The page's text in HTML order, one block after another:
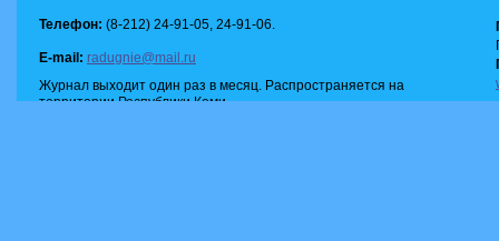
Телефон: (8-212) 24-91-05, 24-91-06.
E-mail: radugnie@mail.ru
Журнал выходит один раз в месяц. Распространяется на
территории Республики Коми.